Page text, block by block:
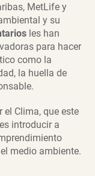
MetLife y
y su
les han
para hacer
como la
la huella de
el Clima, que este
introducir a
medio ambiente.